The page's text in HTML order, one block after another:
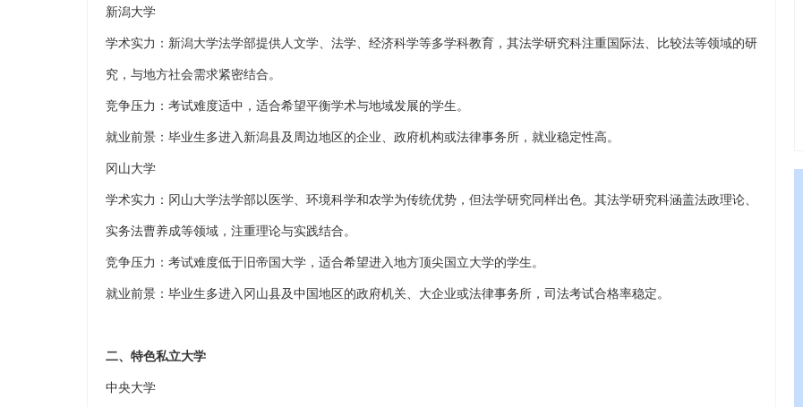
新潟大学
学术实力：新潟大学法学部提供人文学、法学、经济科学等多学科教育，其法学研究科注重国际法、比较法等领域的研
究，与地方社会需求紧密结合。
竞争压力：考试难度适中，适合希望平衡学术与地域发展的学生。
就业前景：毕业生多进入新潟县及周边地区的企业、政府机构或法律事务所，就业稳定性高。
冈山大学
学术实力：冈山大学法学部以医学、环境科学和农学为传统优势，但法学研究同样出色。其法学研究科涵盖法政理论、
实务法曹养成等领域，注重理论与实践结合。
竞争压力：考试难度低于旧帝国大学，适合希望进入地方顶尖国立大学的学生。
就业前景：毕业生多进入冈山县及中国地区的政府机关、大企业或法律事务所，司法考试合格率稳定。
二、特色私立大学
中央大学